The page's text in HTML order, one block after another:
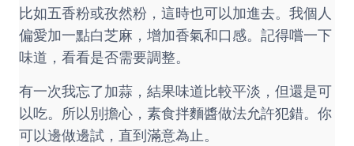
比如五香粉或孜然粉，這時也可以加進去。我個人
偏愛加一點白芝麻，增加香氣和口感。記得嚐一下
味道，看看是否需要調整。
有一次我忘了加蒜，結果味道比較平淡，但還是可
以吃。所以別擔心，素食拌麵醬做法允許犯錯。你
可以邊做邊試，直到滿意為止。